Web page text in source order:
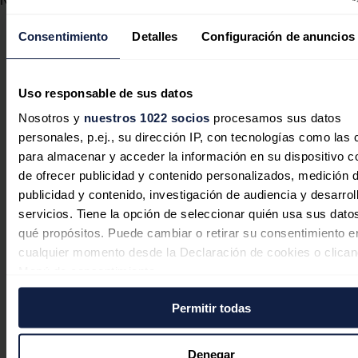
Consentimiento Detalles Configuración de anuncios
Uso responsable de sus datos
Nosotros y nuestros 1022 socios procesamos sus datos
personales, p.ej., su dirección IP, con tecnologías como las
para almacenar y acceder la información en su dispositivo
de ofrecer publicidad y contenido personalizados, medición
publicidad y contenido, investigación de audiencia y
servicios. Tiene la opción de seleccionar quién usa sus
qué propósitos. Puede cambiar o retirar su consentimiento
cualquier momento desde la Declaración de cookies o
Si lo permite, también quisiéramos:
Recopilar información sobre su ubicación geográfica
puede tener una precisión de varios metros
Permitir todas
Denegar
Iberdrola invertirá 526 millones
para modernizar las redes
eléctricas del Distrito Federal de
Brasil
Redacción 07/08/2026